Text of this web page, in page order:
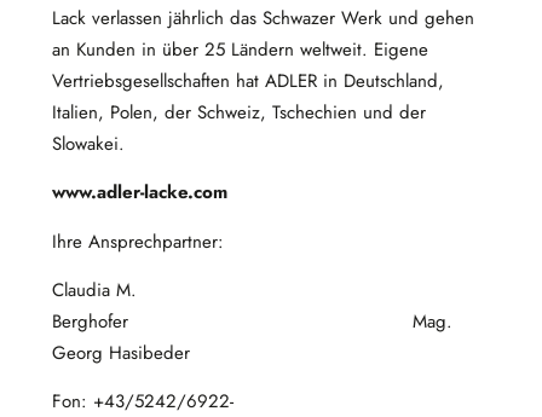
Lack verlassen jährlich das Schwazer Werk und gehen
an Kunden in über 25 Ländern weltweit. Eigene
Vertriebsgesellschaften hat ADLER in Deutschland,
Italien, Polen, der Schweiz, Tschechien und der
Slowakei.
www.adler-lacke.com
Ihre Ansprechpartner:
Claudia M.
Berghofer Mag.
Georg Hasibeder
Fon: +43/5242/6922-